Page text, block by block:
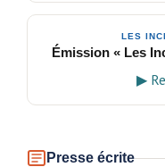
LES
Émission « Les
▶
Presse écrite